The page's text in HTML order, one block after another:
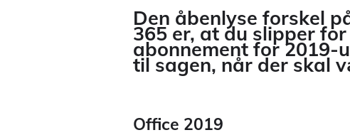
Den åbenlyse forskel
365 er, at du slipper
abonnement for 2019-
til sagen, når der skal
Office 2019